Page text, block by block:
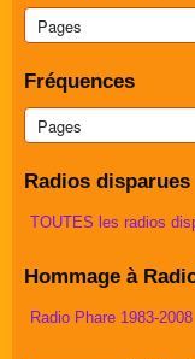
Fréquences
Radios disparues
TOUTES les radios
Hommage à
Radio Phare 1983-2008